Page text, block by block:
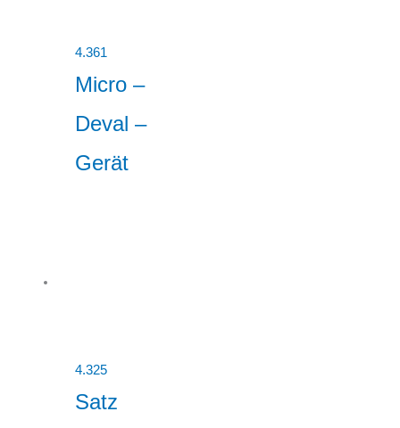
4.361
Micro –
Deval –
Gerät
4.325
Satz